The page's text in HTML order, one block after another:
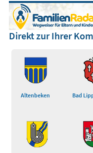
Direkt zur Ihrer
Altenbeken Bad